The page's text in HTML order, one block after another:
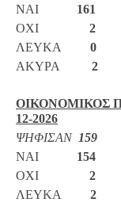
ΝΑΙ 161
ΟΧΙ 2
ΛΕΥΚΑ 0
ΑΚΥΡΑ 2
ΟΙΚΟΝΟΜΙΚΟΣ
12-2026
ΨΗΦΙΣΑΝ 159
ΝΑΙ 154
ΟΧΙ 2
ΛΕΥΚΑ 2